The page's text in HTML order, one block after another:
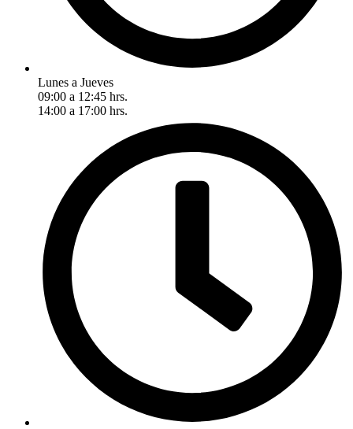
Lunes a Jueves
09:00 a 12:45 hrs.
14:00 a 17:00 hrs.